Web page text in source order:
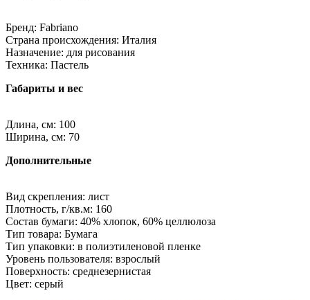
Бренд: Fabriano
Страна происхождения: Италия
Назначение: для рисования
Техника: Пастель
Габариты и вес
Длина, см: 100
Ширина, см: 70
Дополнительные
Вид скрепления: лист
Плотность, г/кв.м: 160
Состав бумаги: 40% хлопок, 60% целлюлоза
Тип товара: Бумага
Тип упаковки: в полиэтиленовой пленке
Уровень пользователя: взрослый
Поверхность: среднезернистая
Цвет: серый